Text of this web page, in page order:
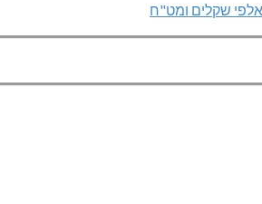
שקלים ומט"ח